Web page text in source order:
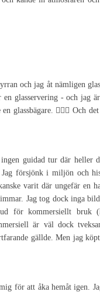
och jag åt nämligen
en glasservering - och jag
glassbägare. 🏳️‍🌈😉 Och
guidad tur där heller
försjönk i miljön och
varit där ungefär en
Jag tog dock inga
för kommersiellt bruk
är väl dock
gällde. Men jag
för att åka hemåt igen.